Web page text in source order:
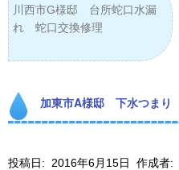
川西市G様邸 台所蛇口水漏
れ 蛇口交換修理
加東市A様邸 下水つまり
投稿日: 2016年6月15日 作成者: